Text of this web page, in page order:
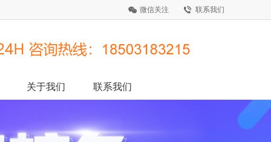
微信关注 联系我们
关于我们 联系我们